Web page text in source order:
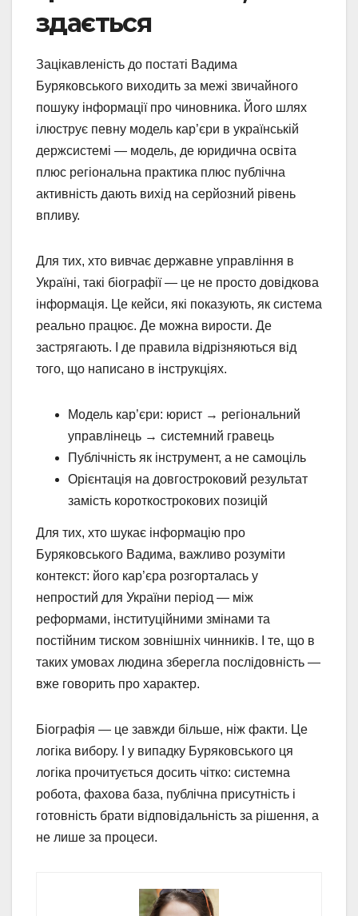
здається
Зацікавленість до постаті Вадима
Буряковського виходить за межі звичайного
пошуку інформації про чиновника. Його шлях
ілюструє певну модель кар’єри в українській
держсистемі — модель, де юридична освіта
плюс регіональна практика плюс публічна
активність дають вихід на серйозний рівень
впливу.
Для тих, хто вивчає державне управління в
Україні, такі біографії — це не просто довідкова
інформація. Це кейси, які показують, як система
реально працює. Де можна вирости. Де
застрягають. І де правила відрізняються від
того, що написано в інструкціях.
Модель кар’єри: юрист → регіональний
управлінець → системний гравець
Публічність як інструмент, а не самоціль
Орієнтація на довгостроковий результат
замість короткострокових позицій
Для тих, хто шукає інформацію про
Буряковського Вадима, важливо розуміти
контекст: його кар’єра розгорталась у
непростий для України період — між
реформами, інституційними змінами та
постійним тиском зовнішніх чинників. І те, що в
таких умовах людина зберегла послідовність —
вже говорить про характер.
Біографія — це завжди більше, ніж факти. Це
логіка вибору. І у випадку Буряковського ця
логіка прочитується досить чітко: системна
робота, фахова база, публічна присутність і
готовність брати відповідальність за рішення, а
не лише за процеси.